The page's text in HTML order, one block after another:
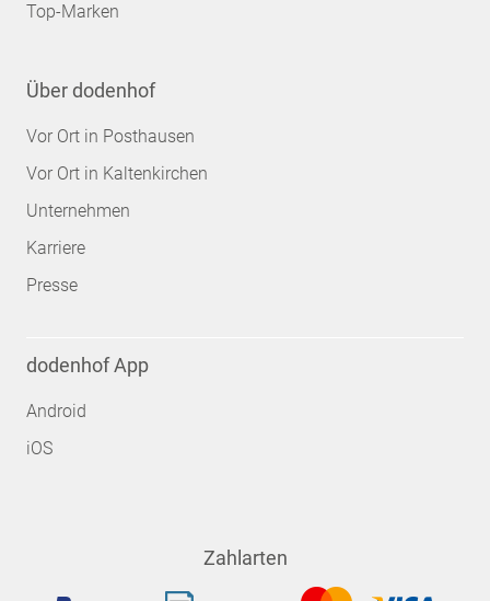
Top-Marken
Über dodenhof
Vor Ort in Posthausen
Vor Ort in Kaltenkirchen
Unternehmen
Karriere
Presse
dodenhof App
Android
iOS
Zahlarten